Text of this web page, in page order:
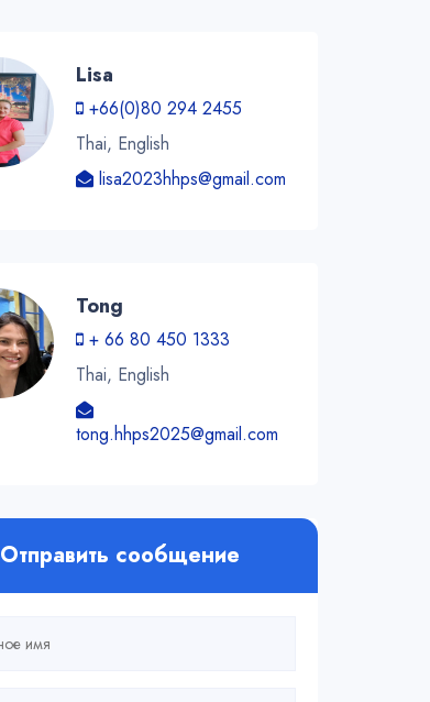
Lisa
+66(0)80 294 2455
Thai, English
lisa2023hhps@gmail.com
Tong
+ 66 80 450 1333
Thai, English
tong.hhps2025@gmail.com
Отправить сообщение